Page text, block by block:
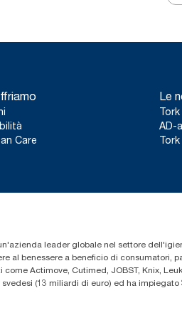
Care
Le
AD-
leader globale nel settore
al benessere a beneficio di consumatori,
come Actimove, Cutimed, JOBST, Knix,
(13 miliardi di euro) ed ha